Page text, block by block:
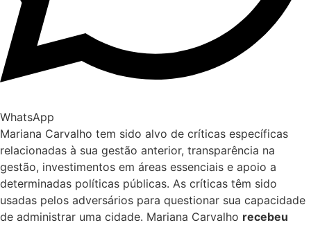
WhatsApp
Mariana Carvalho tem sido alvo de críticas específicas
relacionadas à sua gestão anterior, transparência na
gestão, investimentos em áreas essenciais e apoio a
determinadas políticas públicas. As críticas têm sido
usadas pelos adversários para questionar sua capacidade
de administrar uma cidade. Mariana Carvalho recebeu